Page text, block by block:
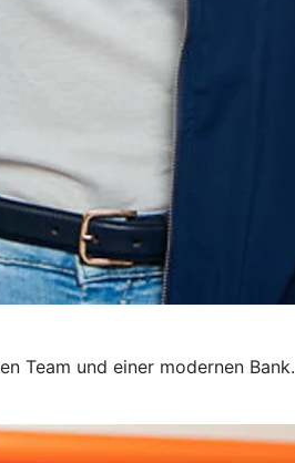
Team und einer modernen Bank.